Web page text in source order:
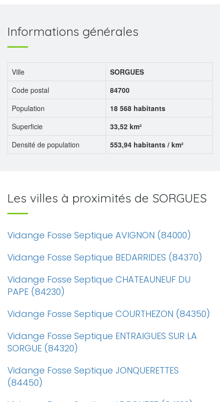
Informations générales
Ville
SORGUES
Code postal
84700
Population
18 568 habitants
Superficie
33,52 km²
Densité de population
553,94 habitants / km²
Les villes à proximités de SORGUES
Vidange Fosse Septique AVIGNON (84000)
Vidange Fosse Septique BEDARRIDES (84370)
Vidange Fosse Septique CHATEAUNEUF DU
PAPE (84230)
Vidange Fosse Septique COURTHEZON (84350)
Vidange Fosse Septique ENTRAIGUES SUR LA
SORGUE (84320)
Vidange Fosse Septique JONQUERETTES
(84450)